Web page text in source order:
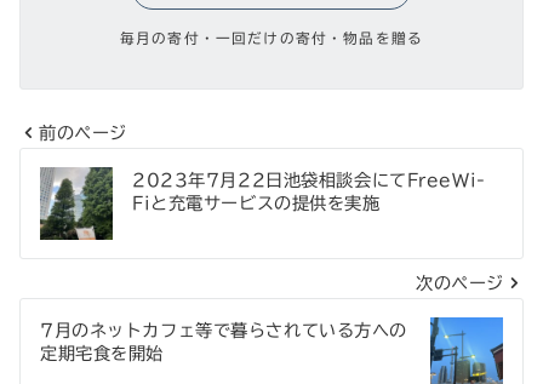
毎月の寄付・一回だけの寄付・物品を贈る
投
稿
ナ
ビ
ゲ
前のページ
2023年7月22日池袋相談会にてFreeWi-
Fiと充電サービスの提供を実施
次のページ
7月のネットカフェ等で暮らされている方への
定期宅食を開始